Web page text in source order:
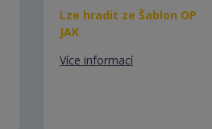
Lze hradit ze Šablon OP
JAK
Více informací